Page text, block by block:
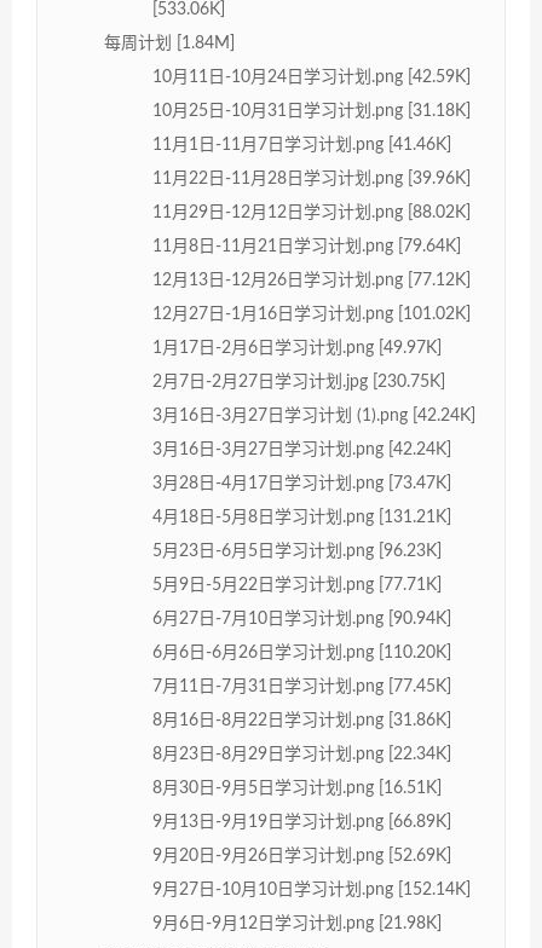
[533.06K]
每周计划 [1.84M]
10月11日-10月24日学习计划.png [42.59K]
10月25日-10月31日学习计划.png [31.18K]
11月1日-11月7日学习计划.png [41.46K]
11月22日-11月28日学习计划.png [39.96K]
11月29日-12月12日学习计划.png [88.02K]
11月8日-11月21日学习计划.png [79.64K]
12月13日-12月26日学习计划.png [77.12K]
12月27日-1月16日学习计划.png [101.02K]
1月17日-2月6日学习计划.png [49.97K]
2月7日-2月27日学习计划.jpg [230.75K]
3月16日-3月27日学习计划 (1).png [42.24K]
3月16日-3月27日学习计划.png [42.24K]
3月28日-4月17日学习计划.png [73.47K]
4月18日-5月8日学习计划.png [131.21K]
5月23日-6月5日学习计划.png [96.23K]
5月9日-5月22日学习计划.png [77.71K]
6月27日-7月10日学习计划.png [90.94K]
6月6日-6月26日学习计划.png [110.20K]
7月11日-7月31日学习计划.png [77.45K]
8月16日-8月22日学习计划.png [31.86K]
8月23日-8月29日学习计划.png [22.34K]
8月30日-9月5日学习计划.png [16.51K]
9月13日-9月19日学习计划.png [66.89K]
9月20日-9月26日学习计划.png [52.69K]
9月27日-10月10日学习计划.png [152.14K]
9月6日-9月12日学习计划.png [21.98K]